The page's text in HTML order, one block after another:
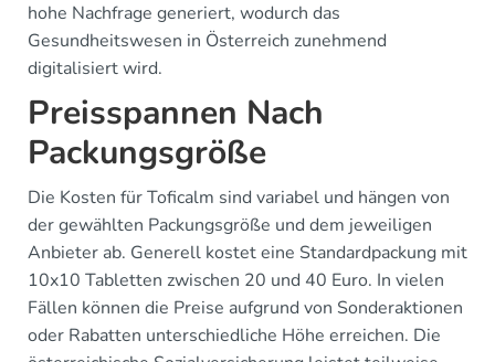
hohe Nachfrage generiert, wodurch das
Gesundheitswesen in Österreich zunehmend
digitalisiert wird.
Preisspannen Nach
Packungsgröße
Die Kosten für Toficalm sind variabel und hängen von
der gewählten Packungsgröße und dem jeweiligen
Anbieter ab. Generell kostet eine Standardpackung mit
10x10 Tabletten zwischen 20 und 40 Euro. In vielen
Fällen können die Preise aufgrund von Sonderaktionen
oder Rabatten unterschiedliche Höhe erreichen. Die